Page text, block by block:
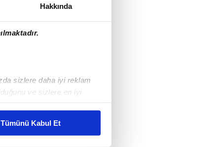
Hakkında
sizlere daha iyi reklam
ve sizlere en iyi
Tümünü Kabul Et